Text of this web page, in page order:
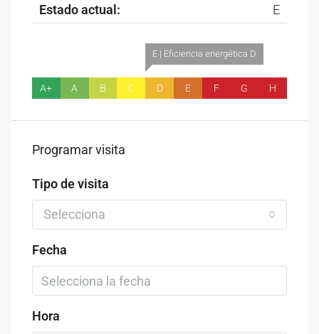
Estado actual:
E
A+ A B C
E | Eficiencia energética D
D E F G H
Programar visita
Tipo de visita
Selecciona
Fecha
Hora